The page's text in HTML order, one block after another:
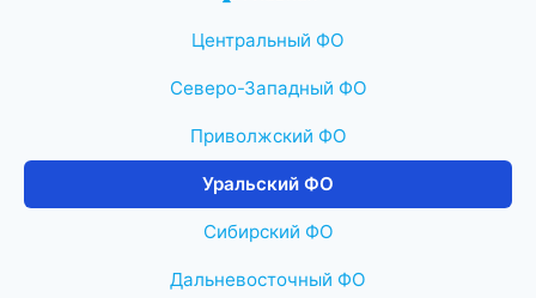
Центральный ФО
Северо-Западный ФО
Приволжский ФО
Уральский ФО
Сибирский ФО
Дальневосточный ФО